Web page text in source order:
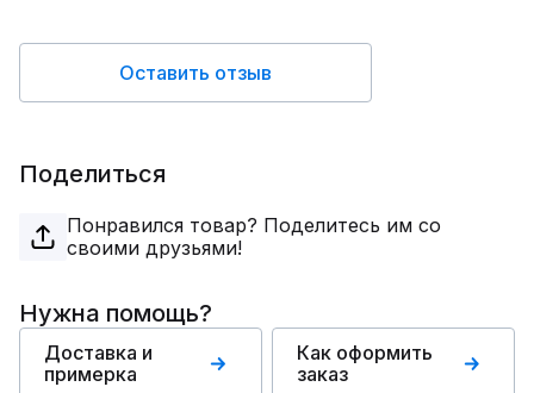
Оставить отзыв
Поделиться
Понравился товар? Поделитесь им со
своими друзьями!
Нужна помощь?
Доставка и
примерка
Как оформить
заказ